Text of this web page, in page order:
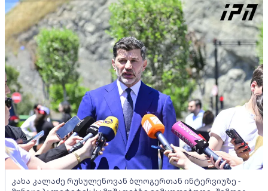
კახა კალაძე რუსულენოვან ბლოგერთან ინტერვიუზე -